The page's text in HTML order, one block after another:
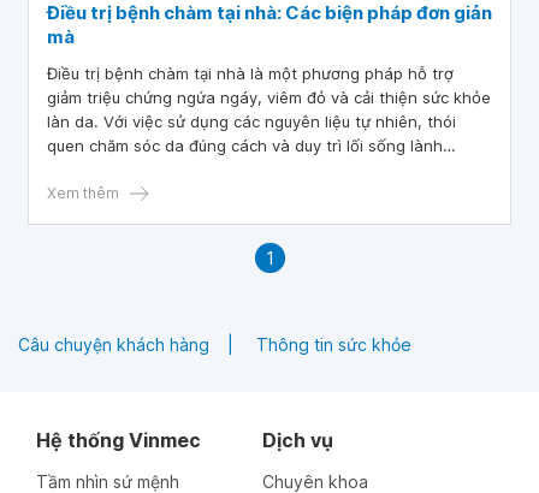
Điều trị bệnh chàm tại nhà: Các biện pháp đơn giản
mà
Điều trị bệnh chàm tại nhà là một phương pháp hỗ trợ
giảm triệu chứng ngứa ngáy, viêm đỏ và cải thiện sức khỏe
làn da. Với việc sử dụng các nguyên liệu tự nhiên, thói
quen chăm sóc da đúng cách và duy trì lối sống lành
hơn ngay tại nhà.
Xem thêm
1
Câu chuyện khách hàng Thông tin sức khỏe
Hệ thống Vinmec
Tầm nhìn sứ mệnh
Dịch vụ
Chuyên khoa